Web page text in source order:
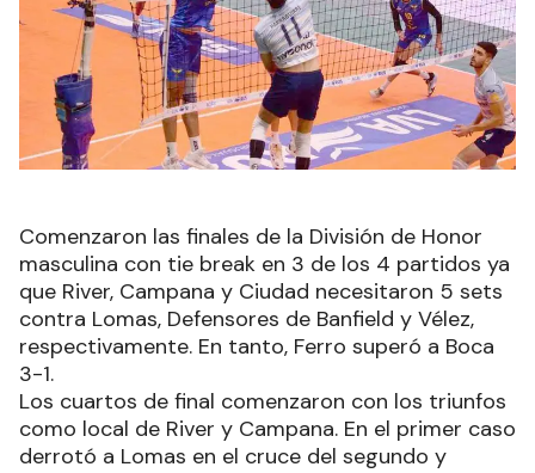
Comenzaron las finales de la División de Honor
masculina con tie break en 3 de los 4 partidos ya
que River, Campana y Ciudad necesitaron 5 sets
contra Lomas, Defensores de Banfield y Vélez,
respectivamente. En tanto, Ferro superó a Boca
3-1.
Los cuartos de final comenzaron con los triunfos
como local de River y Campana. En el primer caso
derrotó a Lomas en el cruce del segundo y